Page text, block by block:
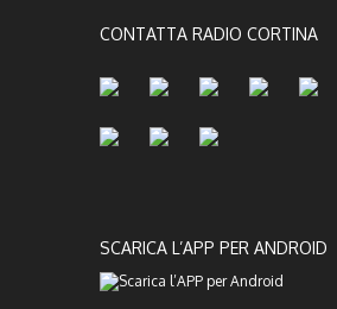
CONTATTA RADIO CORTINA
SCARICA L’APP PER ANDROID